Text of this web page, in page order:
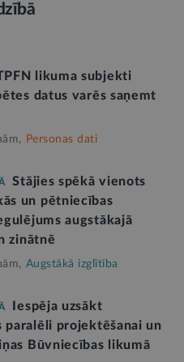
likuma subjekti
datus varēs saņemt
Personas dati
Stājies spēkā vienots
un pētniecības
augstākajā
zinātnē
Augstākā izglītība
Iespēja uzsākt
paralēli projektēšanai un
Būvniecības likumā